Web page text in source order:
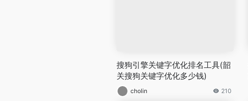
搜狗引擎关键字优化排名工具(韶
关搜狗关键字优化多少钱)
cholin 210